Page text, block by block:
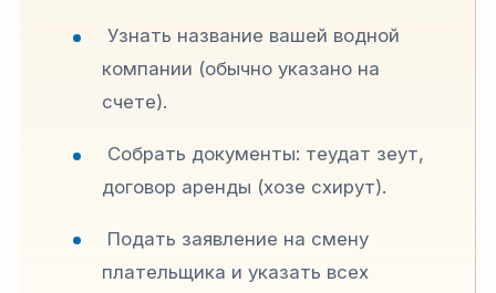
Узнать название вашей водной
компании (обычно указано на
счете).
Собрать документы: теудат зеут,
договор аренды (хозе схирут).
Подать заявление на смену
плательщика и указать всех